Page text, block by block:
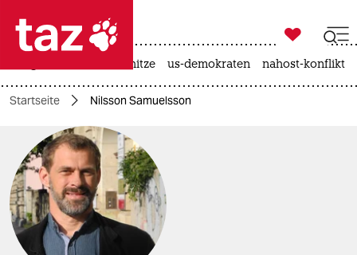
 taz zahl ich
taz zahl ich
themen
politik
öko

taz zahl ich
hitze us-demokraten nahost-konflikt
Startseite Nilsson Samuelsson